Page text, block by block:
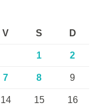
V S D
1 2
7 8 9
14 15 16